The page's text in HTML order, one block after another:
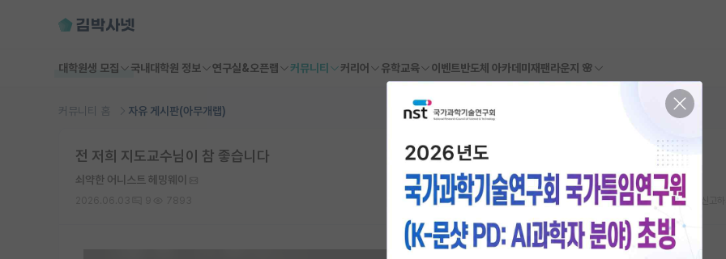
대학원생 모집 국내대학원 정보 연구실&오픈랩 커뮤니티 커리어 유학교육 이벤트반도체 아카데미 재팬라운지 🌸
커뮤니티 홈 자유 게시판(아무개랩)
전 저희 지도교수님이 참 좋습니다
쇠약한 어니스트 헤밍웨이
스크랩